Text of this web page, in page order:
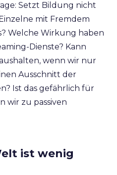
Setzt Bildung nicht
mit Fremdem
Welche Wirkung haben
Dienste? Kann
wenn wir nur
Ausschnitt der
Ist das gefährlich für
wir zu passiven
ist wenig